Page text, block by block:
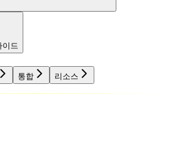
드
통합 리소스